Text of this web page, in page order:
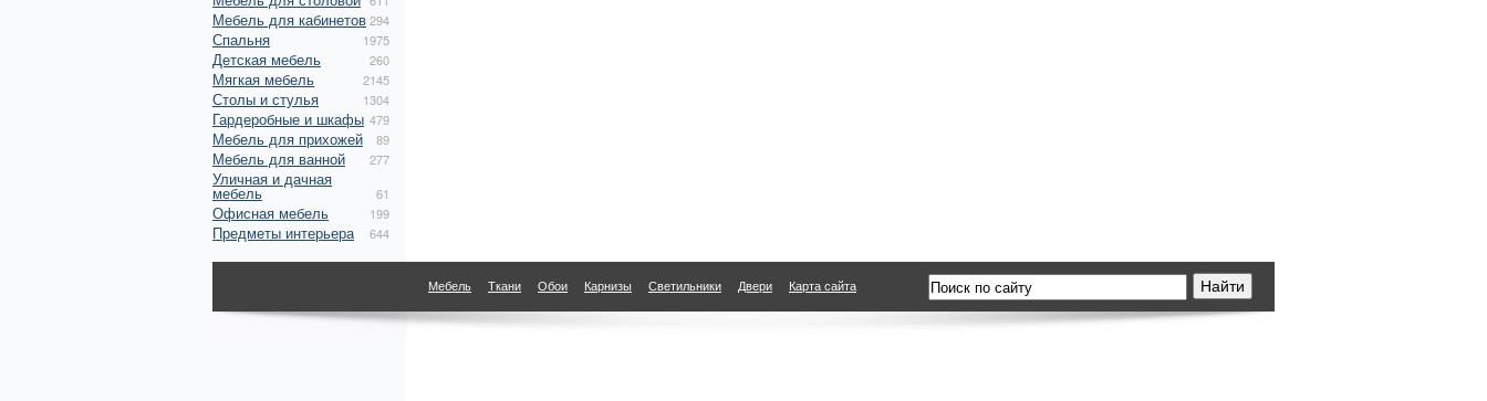
Мебель для кабинетов294
Спальня 1975
Детская мебель 260
Мягкая мебель 2145
Столы и стулья 1304
Гардеробные и шкафы 479
Мебель для прихожей 89
Мебель для ванной 277
Уличная и дачная
мебель 61
Офисная мебель 199
Предметы интерьера 644
Мебель Ткани Обои Карнизы Светильники Двери Карта сайта